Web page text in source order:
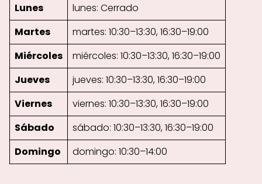
Lunes
lunes: Cerrado
Martes
martes: 10:30–13:30, 16:30–19:00
Miércoles
miércoles: 10:30–13:30, 16:30–19:00
Jueves
jueves: 10:30–13:30, 16:30–19:00
Viernes
viernes: 10:30–13:30, 16:30–19:00
Sábado
sábado: 10:30–13:30, 16:30–19:00
Domingo
domingo: 10:30–14:00